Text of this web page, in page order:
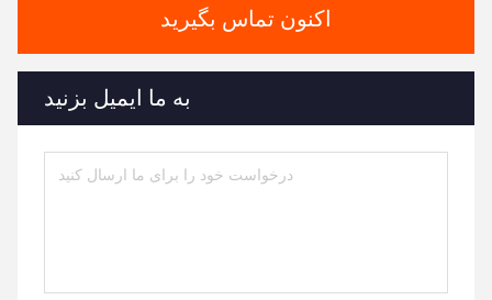
اکنون تماس بگیرید
به ما ایمیل بزنید